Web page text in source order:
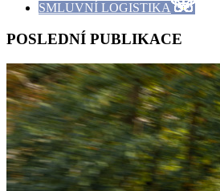
SMLUVNÍ LOGISTIKA
POSLEDNÍ PUBLIKACE